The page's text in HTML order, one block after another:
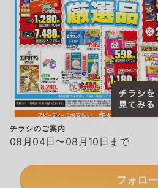
チラシのご案内
08月04日〜08月10日まで
フォロー